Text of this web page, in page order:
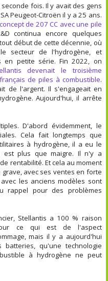
fois. Il y avait des gens
Peugeot-Citroën il y a 25 ans.
concept de 207 CC avec une pile
continua encore quelques
début de cette décennie, où
secteur de l'hydrogène, et
en petite série. Fin 2022, on
devenait le troisième
de piles à combustible.
de l'argent. Il s'engageait en
Aujourd'hui, il arrête
D'abord évidemment, le
Cela fait longtemps que
à hydrogène, il a eu le
est plus que maigre. Il n'y a
rentabilité. Et cela au moment
avec ses ventes en forte
les anciens modèles sont
rappel pour des problèmes
Stellantis a 100 % raison
ce qui est de l'aspect
mais il y a aujourd'hui
qu'une technologie
à hydrogène ne peut